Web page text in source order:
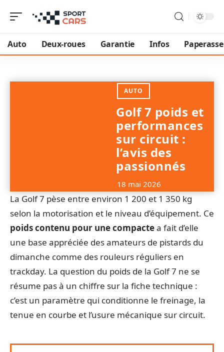
Auto Deux-roues Garantie Infos
AUTO
Golf 7 poids et
performances
sur circuit :
l’avis des
passionnés
18 mai 2026
La Golf 7 pèse entre environ 1 200 et 1 350 kg
selon la motorisation et le niveau d’équipement. Ce
poids contenu pour une compactea fait d’elle
une base appréciée des amateurs de pistards du
dimanche comme des rouleurs réguliers en
trackday. La question du poids de la Golf 7 ne se
résume pas à un chiffre sur la fiche technique :
c’est un paramètre qui conditionne le freinage, la
tenue en courbe et l’usure mécanique sur circuit.